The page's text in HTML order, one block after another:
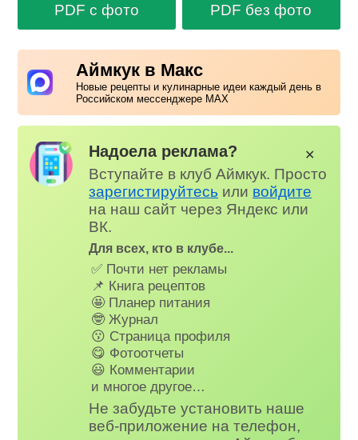
PDF с фото PDF без фото
Аймкук в Макс
Новые рецепты и кулинарные идеи каждый день в
Российском мессенджере MAX
Надоела реклама?
Вступайте в клуб Аймкук. Просто
зарегистируйтесь или войдите
на наш сайт через Яндекс или
ВК.
Для всех, кто в клубе...
✅ Почти нет рекламы
📌 Книга рецептов
🤩 Планер питания
🤓 Журнал
😗 Страница профиля
😋 Фотоотчеты
😃 Комментарии
и многое другое…
Не забудьте установить наше
веб-приложение на телефон,
✕